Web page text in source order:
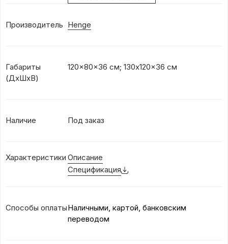
Производитель Henge
Габариты
(ДхШхВ)
120x80x36 см; 130x120x36 см
Наличие Под заказ
Характеристики Описание
Спецификация
Способы оплатыНаличными, картой, банковским
переводом